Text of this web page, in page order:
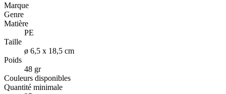
Marque
Genre
Matière
PE
Taille
ø 6,5 x 18,5 cm
Poids
48 gr
Couleurs disponibles
Quantité minimale